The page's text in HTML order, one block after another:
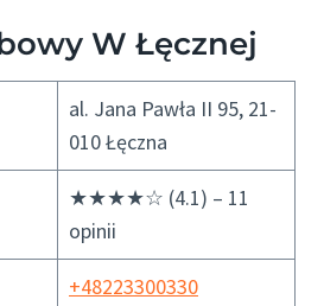
W Łęcznej
al. Jana Pawła II 95, 21-
010 Łęczna
★★★★☆ (4.1) – 11
opinii
+48223300330